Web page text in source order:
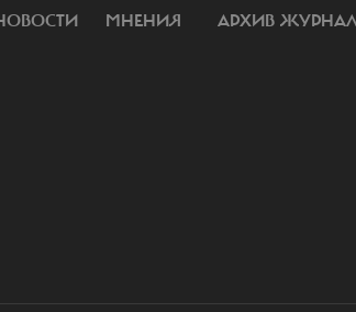
МНЕНИЯ АРХИВ